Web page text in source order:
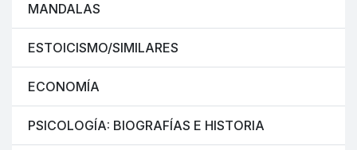
MANDALAS
ESTOICISMO/SIMILARES
ECONOMÍA
PSICOLOGÍA: BIOGRAFÍAS E HISTORIA